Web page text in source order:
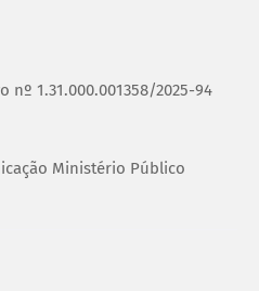
1.31.000.001358/2025-94
Ministério Público